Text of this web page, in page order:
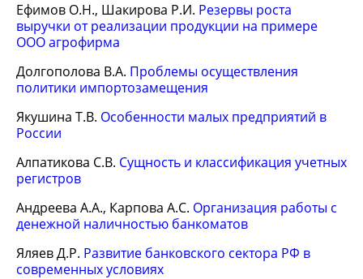
Ефимов О.Н., Шакирова Р.И. Резервы роста
выручки от реализации продукции на примере
ООО агрофирма
Долгополова В.А. Проблемы осуществления
политики импортозамещения
Якушина Т.В. Особенности малых предприятий в
России
Алпатикова С.В. Сущность и классификация учетных
регистров
Андреева А.А., Карпова А.С. Организация работы с
денежной наличностью банкоматов
Яляев Д.Р. Развитие банковского сектора РФ в
современных условиях